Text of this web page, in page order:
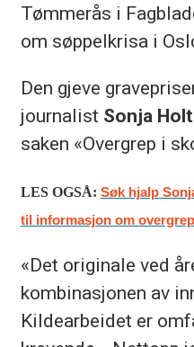
Tømmerås i
om søppelkrisa i
Den gjeve
journalist Sonja
saken «Overgrep i
LES OGSÅ: Søk hjalp
til informasjon om
«Det originale ved
kombinasjonen av
Kildearbeidet er